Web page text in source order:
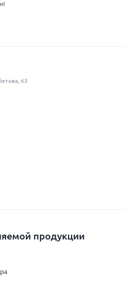
63
продукции